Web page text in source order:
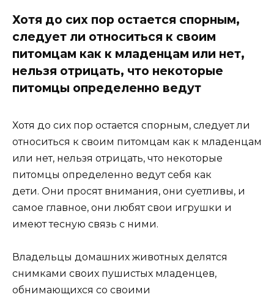
Хотя до сих пор остается спорным,
следует ли относиться к своим
питомцам как к младенцам или нет,
нельзя отрицать, что некоторые
питомцы определенно ведут
Хотя до сих пор остается спорным, следует ли
относиться к своим питомцам как к младенцам
или нет, нельзя отрицать, что некоторые
питомцы определенно ведут себя как
дети. Они просят внимания, они суетливы, и
самое главное, они любят свои игрушки и
имеют тесную связь с ними.
Владельцы домашних животных делятся
снимками своих пушистых младенцев,
обнимающихся со своими